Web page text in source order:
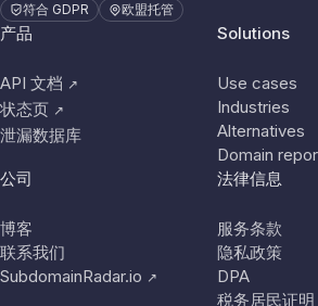
符合 GDPR 欧盟托管
产品
API 文档 ↗
状态页 ↗
泄漏数据库
Solutions
Use cases
Industries
Alternatives
Domain
公司
博客
联系我们
SubdomainRadar.io ↗
法律信息
服务条款
隐私政策
DPA
税务居民证明